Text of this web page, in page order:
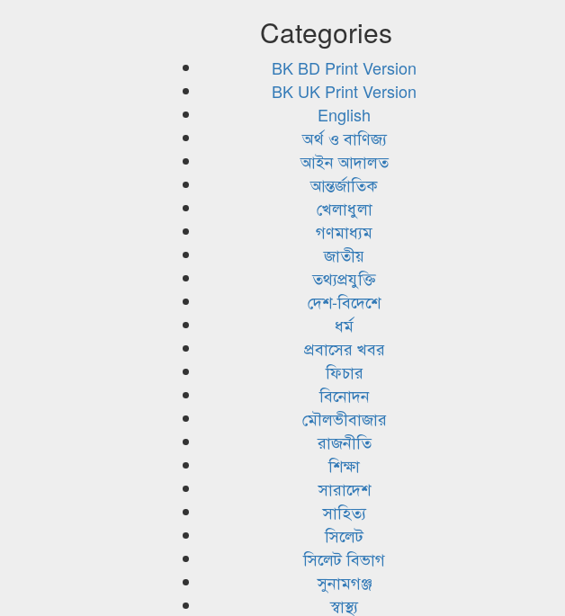
Categories
BK BD Print Version
BK UK Print Version
English
অর্থ ও বাণিজ্য
আইন আদালত
আন্তর্জাতিক
খেলাধুলা
গণমাধ্যম
জাতীয়
তথ্যপ্রযুক্তি
দেশ-বিদেশে
ধর্ম
প্রবাসের খবর
ফিচার
বিনোদন
মৌলভীবাজার
রাজনীতি
শিক্ষা
সারাদেশ
সাহিত্য
সিলেট
সিলেট বিভাগ
সুনামগঞ্জ
স্বাস্থ্য